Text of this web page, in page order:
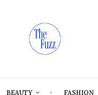
BEAUTY FASHION